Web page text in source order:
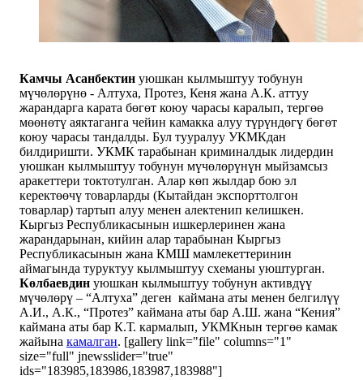
Камчы Асанбектин уюшкан кылмыштуу тобунун
мүчөлөрүнө - Алтуха, Протез, Кеня жана А.К. аттуу
жарандарга карата бөгөт коюу чарасы каралып, тергөө
мөөнөтү аяктаганга чейин камакка алуу түрүндөгү бөгөт
коюу чарасы тандалды. Бул тууралуу УКМКдан
билдиришти. УКМК тарабынан криминалдык лидердин
уюшкан кылмыштуу тобунун мүчөлөрүнүн мыйзамсыз
аракеттери токтотулган. Алар көп жылдар бою эл
керектөөчү товарларды (Кытайдан экспорттолгон
товарлар) тартып алуу менен алектенип келишкен.
Кыргыз Республикасынын ишкерлеринен жана
жарандарынан, кийин алар тарабынан Кыргыз
Республикасынын жана КМШ мамлекеттеринин
аймагында туруктуу кылмыштуу схеманы уюштурган.
Көлбаевдин уюшкан кылмыштуу тобунун активдүү
мүчөлөрү – “Алтуха” деген каймана аты менен белгилүү
А.И., А.К., “Протез” каймана аты бар А.Ш. жана “Кения”
каймана аты бар К.Т. кармалып, УКМКнын тергөө камак
жайына камалган. [gallery link="file" columns="1"
size="full" jnewsslider="true"
ids="183985,183986,183987,183988"]